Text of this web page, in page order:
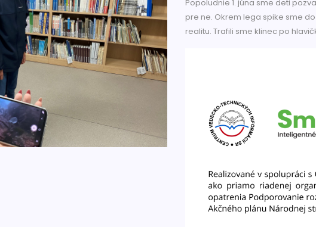
Popoludnie 1. júna sme deti
pre ne. Okrem lega spike sme
realitu. Trafili sme klinec po